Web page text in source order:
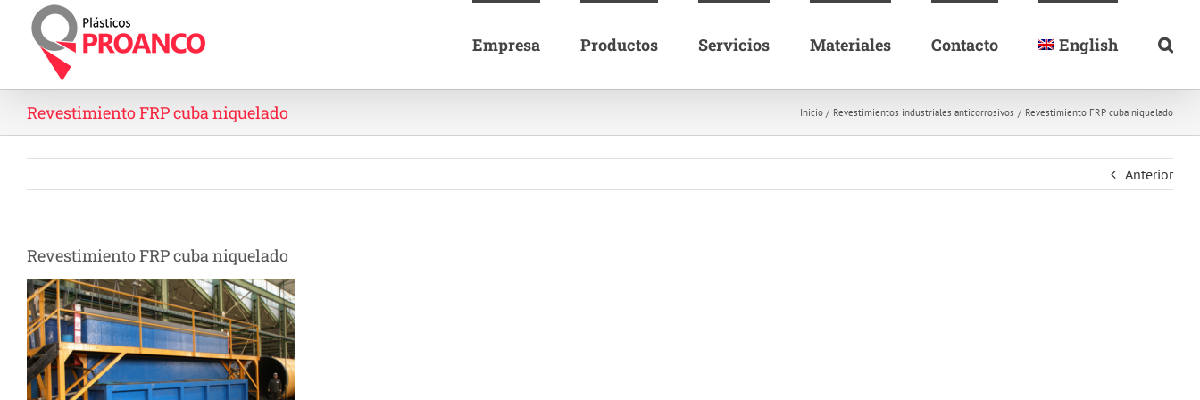
contenido
Empresa Productos Servicios Materiales Contacto English
Revestimiento FRP cuba niquelado Inicio Revestimientos industriales anticorrosivos Revestimiento FRP cuba niquelado
Anterior
Revestimiento FRP cuba niquelado